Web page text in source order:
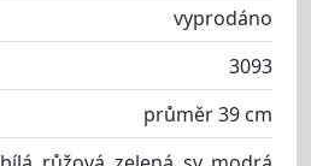
vyprodáno
3093
průměr 39 cm